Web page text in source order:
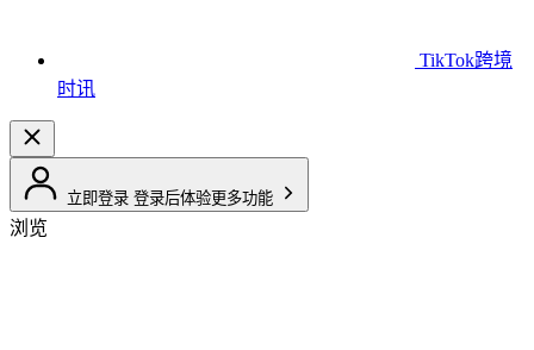
TikTok跨境
时讯
立即登录 登录后体验更多功能
浏览